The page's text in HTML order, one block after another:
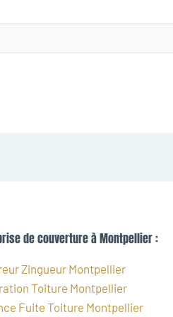
de couverture à Montpellier :
Zingueur Montpellier
Toiture Montpellier
Fuite Toiture Montpellier